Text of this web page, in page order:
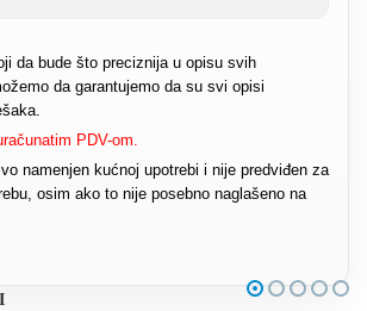
da bude što preciznija u opisu svih
da garantujemo da su svi opisi
PDV-om.
namenjen kućnoj upotrebi i nije predviđen za
osim ako to nije posebno naglašeno na